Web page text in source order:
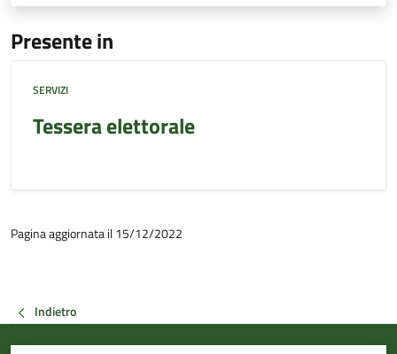
Presente in
SERVIZI
Tessera elettorale
Pagina aggiornata il 15/12/2022
Indietro